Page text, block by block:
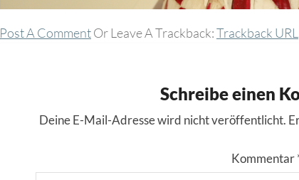
Post A CommentOr Leave A Trackback:Trackback URL
Schreibe einen
Deine E-Mail-Adresse wird nicht veröffentlicht.
Kommentar